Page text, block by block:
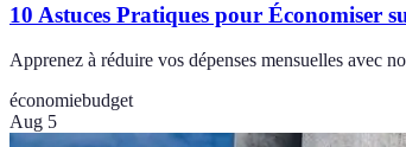
10 Astuces Pratiques pour Économiser
Apprenez à réduire vos dépenses mensuelles avec
économiebudget
Aug 5